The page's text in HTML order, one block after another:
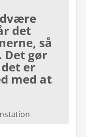
det
så
Det gør
det er
med at